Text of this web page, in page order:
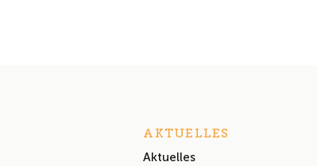
AKTUELLES
Aktuelles